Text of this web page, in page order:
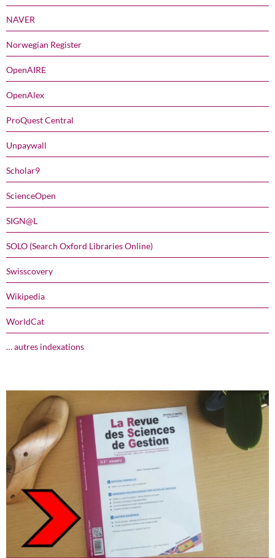
NAVER
Norwegian Register
OpenAIRE
OpenAlex
ProQuest Central
Unpaywall
Scholar9
ScienceOpen
SIGN@L
SOLO (Search Oxford Libraries Online)
Swisscovery
Wikipedia
WorldCat
… autres indexations